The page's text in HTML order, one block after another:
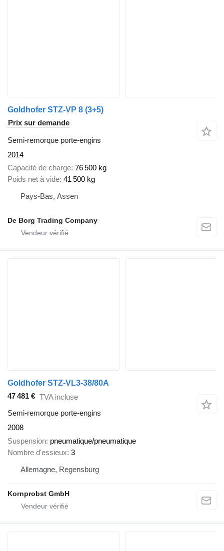
Goldhofer STZ-VP 8 (3+5)
Prix sur demande
Semi-remorque porte-engins
2014
Capacité de charge 76 500 kg
Poids net à vide 41 500 kg
Pays-Bas, Assen
De Borg Trading Company
Goldhofer STZ-VL3-38/80A
47 481 € TVA incluse
Semi-remorque porte-engins
2008
Suspension pneumatique/pneumatique
Nombre d'essieux 3
Allemagne, Regensburg
Kornprobst GmbH